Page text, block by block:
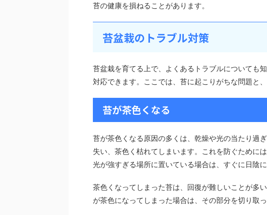
苔の健康を損ねることがあります。
苔盆栽のトラブル対策
苔盆栽を育てる上で、よくあるトラブルについても
対応できます。ここでは、苔に起こりがちな問題と
苔が茶色くなる
苔が茶色くなる原因の多くは、乾燥や光の当たり過
失い、茶色く枯れてしまいます。これを防ぐために
光が強すぎる場所に置いている場合は、すぐに日陰に
茶色くなってしまった苔は、回復が難しいことが多
が茶色になってしまった場合は、その部分を切り取